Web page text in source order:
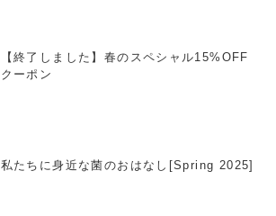
【終了しました】春のスペシャル15%OFF
クーポン
私たちに身近な菌のおはなし[Spring 2025]